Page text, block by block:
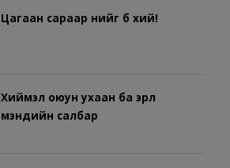
Цагаан сараар үүнийг бүү хий!
Хиймэл оюун ухаан ба эрүүл
мэндийн салбар